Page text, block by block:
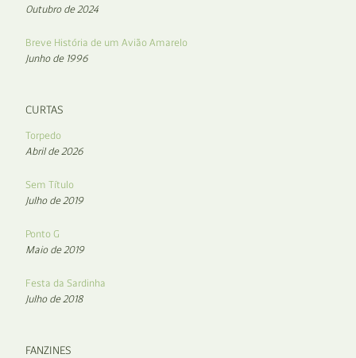
Outubro de 2024
Breve História de um Avião Amarelo
Junho de 1996
CURTAS
Torpedo
Abril de 2026
Sem Título
Julho de 2019
Ponto G
Maio de 2019
Festa da Sardinha
Julho de 2018
FANZINES